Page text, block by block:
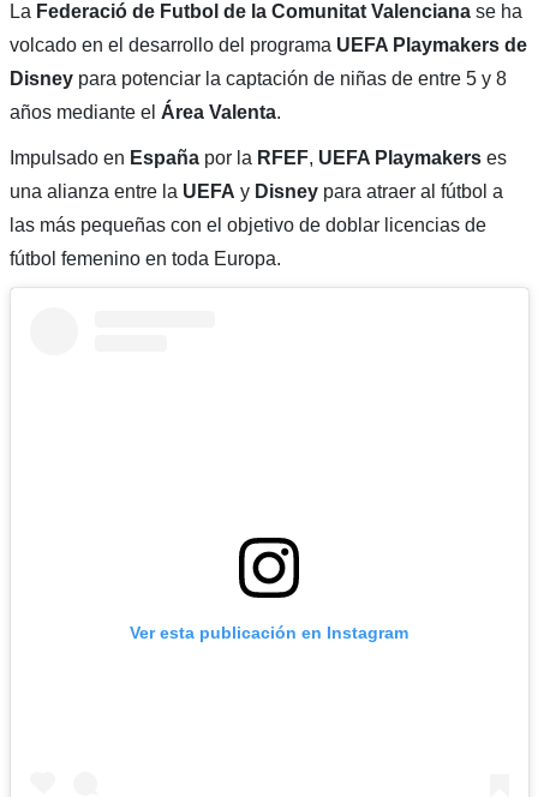
La Federació de Futbol de la Comunitat Valenciana se ha
volcado en el desarrollo del programa UEFA Playmakers de
Disneypara potenciar la captación de niñas de entre 5 y 8
años mediante el Área Valenta.
Impulsado en Españapor la RFEF, UEFA Playmakers es
una alianza entre la UEFA y Disneypara atraer al fútbol a
las más pequeñas con el objetivo de doblar licencias de
fútbol femenino en toda Europa.
Ver esta publicación en Instagram